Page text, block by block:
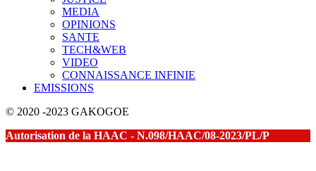
MEDIA
OPINIONS
SANTE
TECH&WEB
VIDEO
CONNAISSANCE INFINIE
EMISSIONS
© 2020 -2023 GAKOGOE
Autorisation de la HAAC - N.098/HAAC/08-2023/PL/P